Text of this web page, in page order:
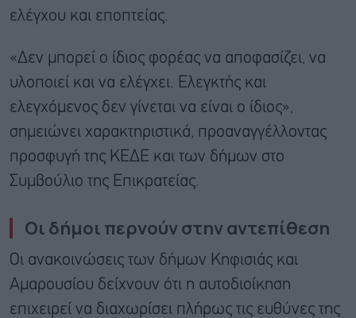
ελέγχου και εποπτείας.
«Δεν μπορεί ο ίδιος φορέας να αποφασίζει, να
υλοποιεί και να ελέγχει. Ελεγκτής και
ελεγχόμενος δεν γίνεται να είναι ο ίδιος»,
σημειώνει χαρακτηριστικά, προαναγγέλλοντας
προσφυγή της ΚΕΔΕ και των δήμων στο
Συμβούλιο της Επικρατείας.
Οι δήμοι περνούν στην αντεπίθεση
Οι ανακοινώσεις των δήμων Κηφισιάς και
Αμαρουσίου δείχνουν ότι η αυτοδιοίκηση
επιχειρεί να διαχωρίσει πλήρως τις ευθύνες της